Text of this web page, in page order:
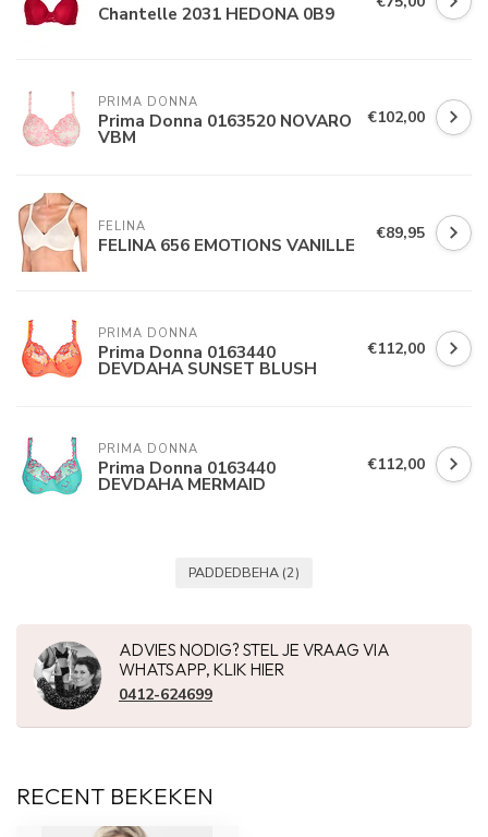
Chantelle 2031 HEDONA 0B9
PRIMA DONNA
Prima Donna 0163520 NOVARO
VBM
€102,00
FELINA
FELINA 656 EMOTIONS VANILLE €89,95
PRIMA DONNA
Prima Donna 0163440
DEVDAHA SUNSET BLUSH
€112,00
PRIMA DONNA
Prima Donna 0163440
DEVDAHA MERMAID
€112,00
PADDEDBEHA (2)
ADVIES NODIG? STEL JE VRAAG VIA
WHATSAPP, KLIK HIER
0412-624699
RECENT BEKEKEN